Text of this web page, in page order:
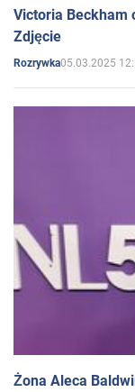
Victoria Beckham
Zdjęcie
Rozrywka05.03.2025
Żona Aleca